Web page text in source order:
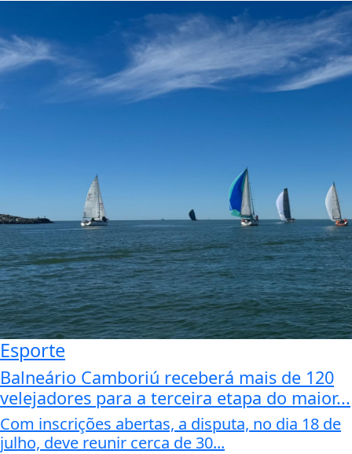
Esporte
Balneário Camboriú receberá mais de 120
velejadores para a terceira etapa do maior...
Com inscrições abertas, a disputa, no dia 18 de
julho, deve reunir cerca de 30...